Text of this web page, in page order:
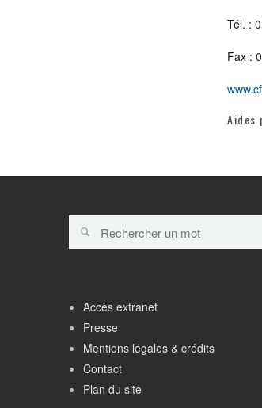
Tél. :
Fax :
Aides
Accès extranet
Presse
Mentions légales & crédits
Contact
Plan du site